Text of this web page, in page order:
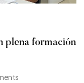
plena formación